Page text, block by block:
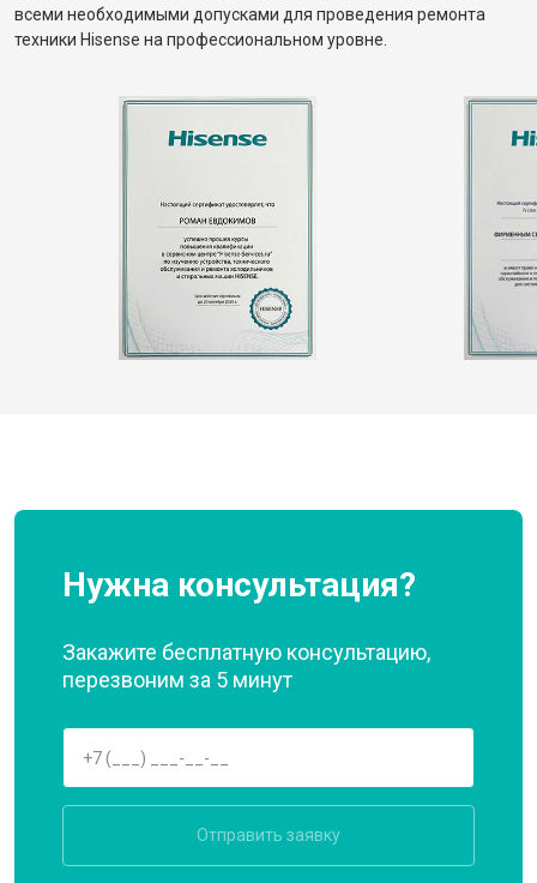
всеми необходимыми допусками для проведения ремонта
техники Hisense на профессиональном уровне.
Нужна консультация?
Закажите бесплатную консультацию,
перезвоним за 5 минут
Отправить заявку